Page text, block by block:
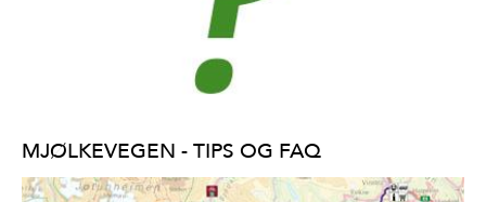
MJØLKEVEGEN - TIPS OG FAQ